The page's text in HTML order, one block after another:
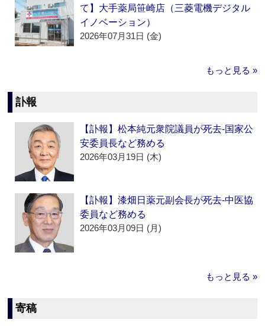
て】大手薬局笹崎店（三菱電機デジタル
イノベーション）
2026年07月31日 (金)
もっと見る »
訃報
【訃報】松本純元衆院議員が死去‐国家公
安委員長など務める
2026年03月19日 (木)
【訃報】漆畑日薬元副会長が死去‐中医協
委員など務める
2026年03月09日 (月)
もっと見る »
寄稿